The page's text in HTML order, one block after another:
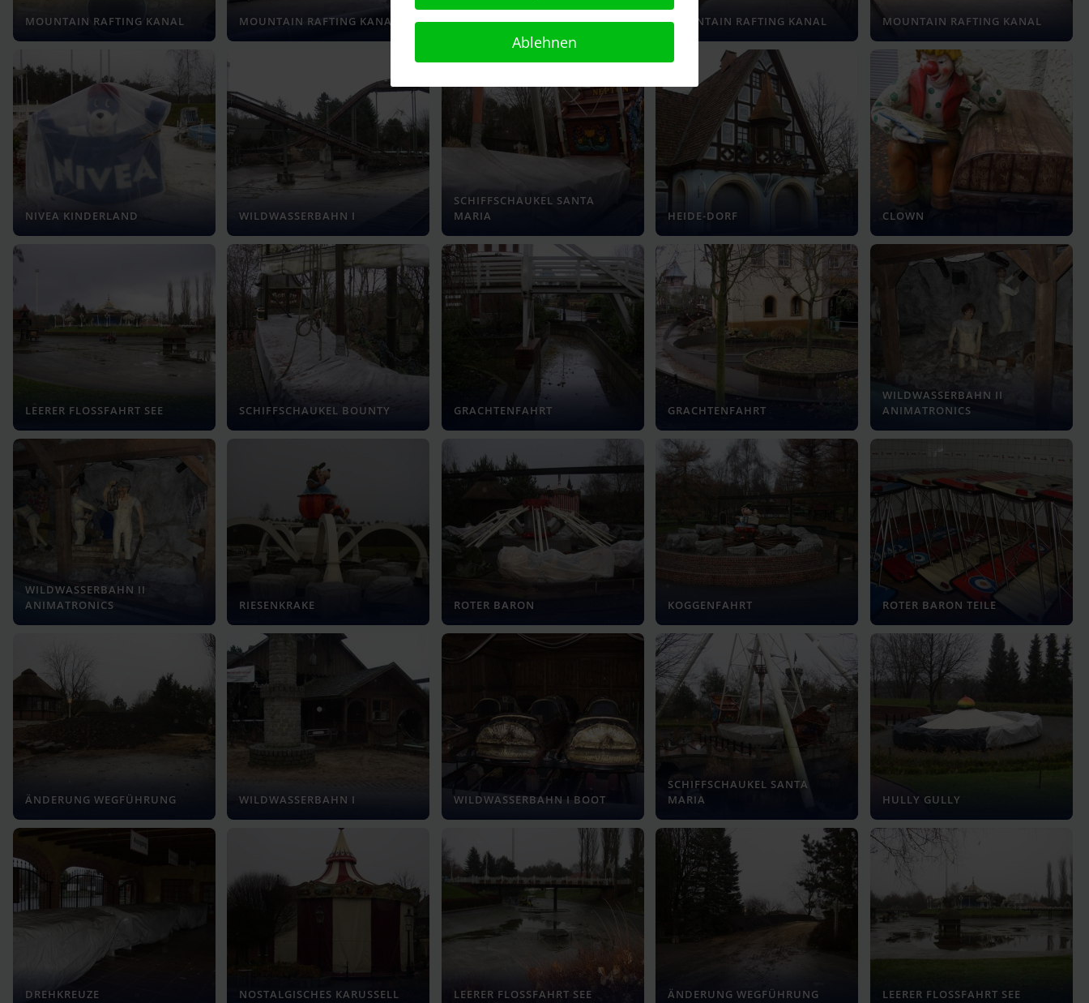
MOUNTAIN RAFTING KANAL MOUNTAIN RAFTING KANAL MOUNTAIN RAFTING KANAL MOUNTAIN RAFTING KANAL MOUNTAIN RAFTING KANAL
NIVEA KINDERLAND WILDWASSERBAHN I
SCHIFFSCHAUKEL SANTA
MARIA
HEIDE-DORF CLOWN
LEERER FLOSSFAHRT SEE SCHIFFSCHAUKEL BOUNTY GRACHTENFAHRT GRACHTENFAHRT
WILDWASSERBAHN II
ANIMATRONICS
WILDWASSERBAHN II
ANIMATRONICS
RIESENKRAKE ROTER BARON KOGGENFAHRT ROTER BARON TEILE
ÄNDERUNG WEGFÜHRUNG WILDWASSERBAHN I WILDWASSERBAHN I BOOT
SCHIFFSCHAUKEL SANTA
MARIA
HULLY GULLY
DREHKREUZE NOSTALGISCHES KARUSSELL LEERER FLOSSFAHRT SEE ÄNDERUNG WEGFÜHRUNG LEERER FLOSSFAHRT SEE
Ablehnen